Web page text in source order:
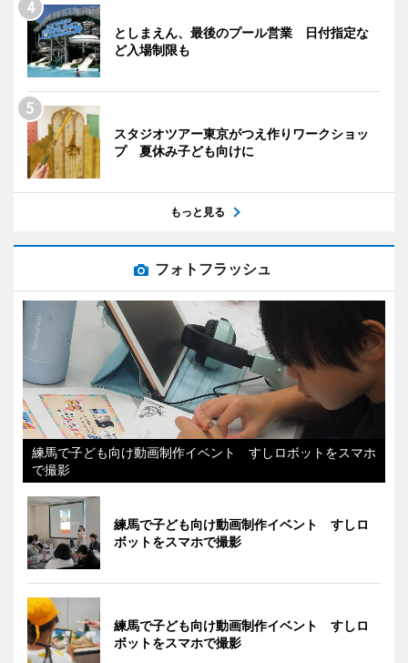
としまえん、最後のプール営業 日付指定な
ど入場制限も
スタジオツアー東京がつえ作りワークショッ
プ 夏休み子ども向けに
もっと見る
フォトフラッシュ
練馬で子ども向け動画制作イベント すしロボットをスマホ
で撮影
練馬で子ども向け動画制作イベント すしロ
ボットをスマホで撮影
練馬で子ども向け動画制作イベント すしロ
ボットをスマホで撮影